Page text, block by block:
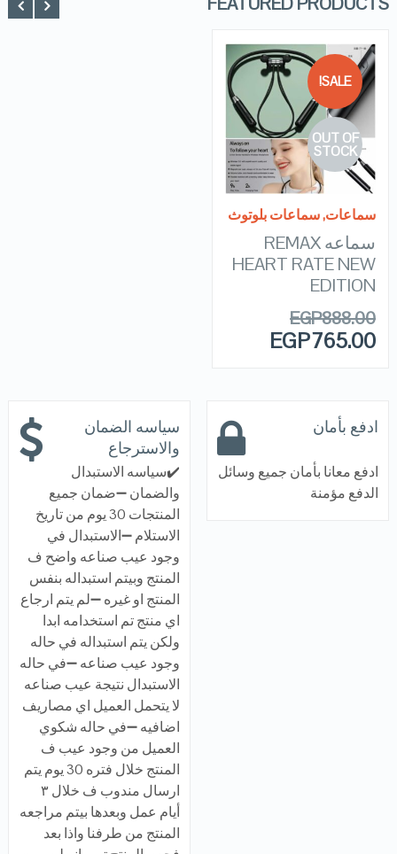
SALE!
OUT OF
STOCK
QUICK LOOK
VIEW DETAILS
READ MORE
سماعات,سماعات بلوتوث
سماعه REMAX
HEART RATE NEW
EDITION
EGP888.00
EGP765.00
ادفع بأمان
ادفع معانا بأمان جميع وسائل
الدفع مؤمنة
سياسه الضمان
والاسترجاع
✔️سياسه الاستبدال
والضمان ➖ضمان جميع
المنتجات 30 يوم من تاريخ
الاستلام ➖الاستبدال في
وجود عيب صناعه واضح ف
المنتج وبيتم استبداله بنفس
المنتج او غيره ➖لم يتم ارجاع
اي منتج تم استخدامه ابدا
ولكن يتم استبداله في حاله
وجود عيب صناعه ➖في حاله
الاستبدال نتيجة عيب صناعه
لا يتحمل العميل اي مصاريف
اضافيه ➖في حاله شكوي
العميل من وجود عيب ف
المنتج خلال فتره 30 يوم يتم
ارسال مندوب ف خلال ٣
أيام عمل وبعدها بيتم مراجعه
المنتج من طرفنا واذا بعد